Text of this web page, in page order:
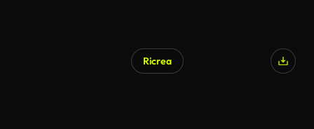
Ricrea